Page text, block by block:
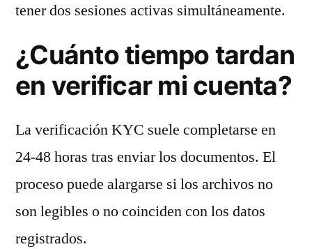
tener dos sesiones activas simultáneamente.
¿Cuánto tiempo tardan
en verificar mi cuenta?
La verificación KYC suele completarse en
24‑48 horas tras enviar los documentos. El
proceso puede alargarse si los archivos no
son legibles o no coinciden con los datos
registrados.